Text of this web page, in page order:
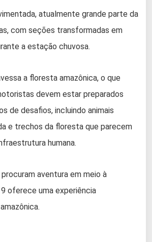
atualmente grande parte da
com seções transformadas em
a estação chuvosa.
a floresta amazônica, o que
devem estar preparados
de desafios, incluindo animais
e trechos da floresta que parecem
humana.
aventura em meio à
oferece uma experiência